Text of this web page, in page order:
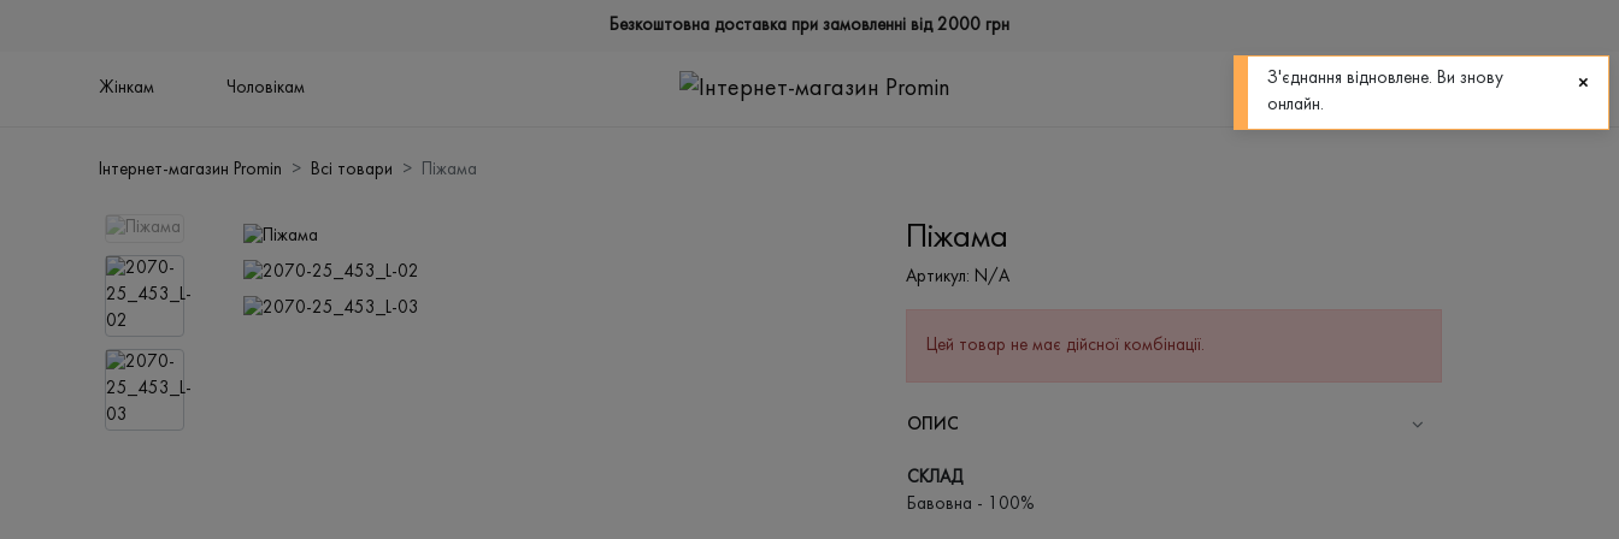
Безкоштовна доставка при замовленні від 2000 грн
Жінкам Чоловікам
0
Інтернет-магазин Promin Всі товари Піжама
Піжама
Артикул: N/A
Цей товар не має дійсної комбінації.
ОПИС
СКЛАД
Бавовна - 100%
З'єднання відновлене. Ви знову
онлайн.